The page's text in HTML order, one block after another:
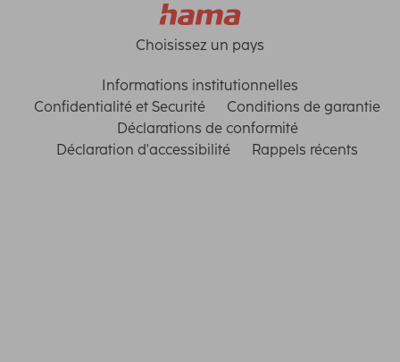
Choisissez un pays
Informations institutionnelles
Confidentialité et Securité
Conditions de garantie
Déclarations de conformité
Déclaration d'accessibilité
Rappels récents